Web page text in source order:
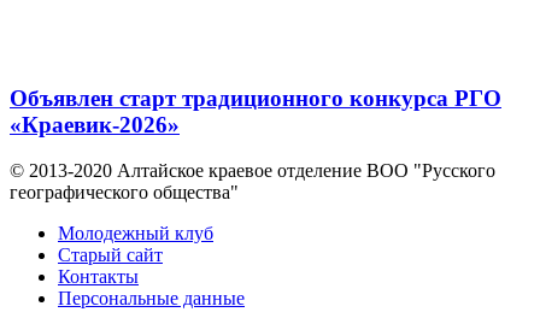
Объявлен старт традиционного конкурса РГО
«Краевик-2026»
© 2013-2020 Алтайское краевое отделение BOO "Русского
географического общества"
Молодежный клуб
Старый сайт
Контакты
Персональные данные